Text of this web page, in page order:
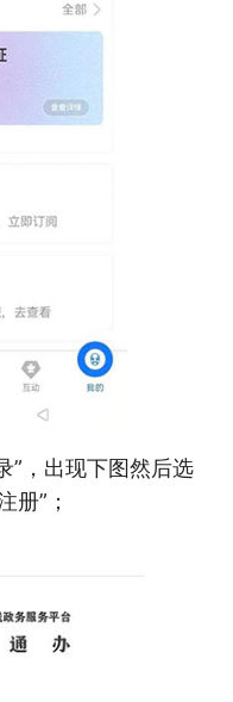
”，出现下图然后选
册”；